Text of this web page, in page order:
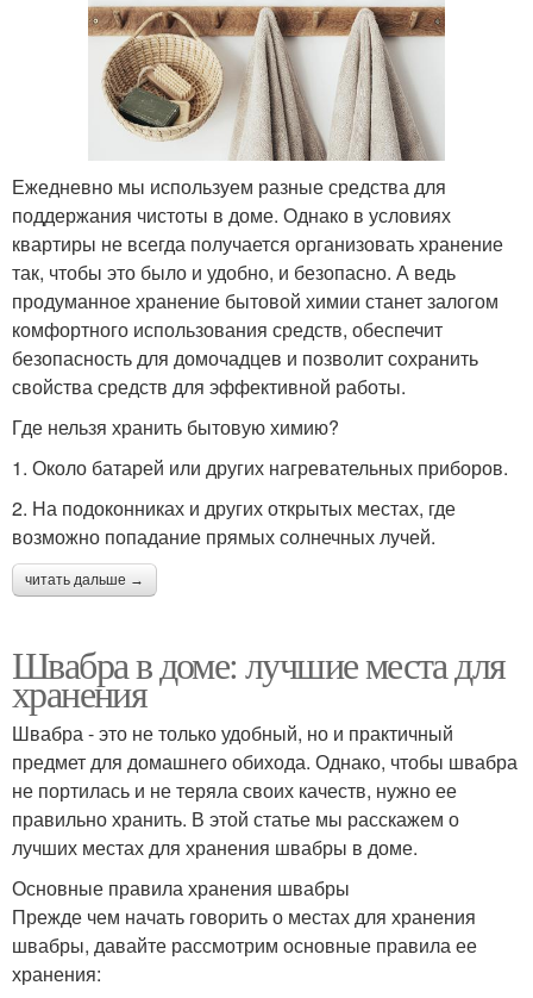
Ежедневно мы используем разные средства для
поддержания чистоты в доме. Однако в условиях
квартиры не всегда получается организовать хранение
так, чтобы это было и удобно, и безопасно. А ведь
продуманное хранение бытовой химии станет залогом
комфортного использования средств, обеспечит
безопасность для домочадцев и позволит сохранить
свойства средств для эффективной работы.
Где нельзя хранить бытовую химию?
1. Около батарей или других нагревательных приборов.
2. На подоконниках и других открытых местах, где
возможно попадание прямых солнечных лучей.
читать дальше →
Швабра в доме: лучшие места для
хранения
Швабра - это не только удобный, но и практичный
предмет для домашнего обихода. Однако, чтобы швабра
не портилась и не теряла своих качеств, нужно ее
правильно хранить. В этой статье мы расскажем о
лучших местах для хранения швабры в доме.
Основные правила хранения швабры
Прежде чем начать говорить о местах для хранения
швабры, давайте рассмотрим основные правила ее
хранения: